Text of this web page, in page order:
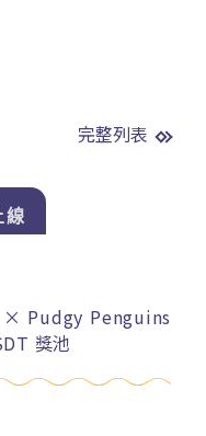
完整列表
線
Pudgy Penguins
獎池